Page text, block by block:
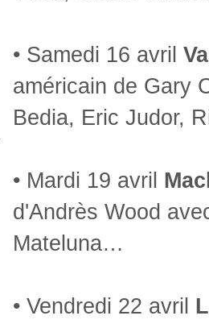
• Samedi 16 avril
américain de Gary
Bedia, Eric Judor,
• Mardi 19 avril
d'Andrès Wood
Mateluna…
• Vendredi 22 avril